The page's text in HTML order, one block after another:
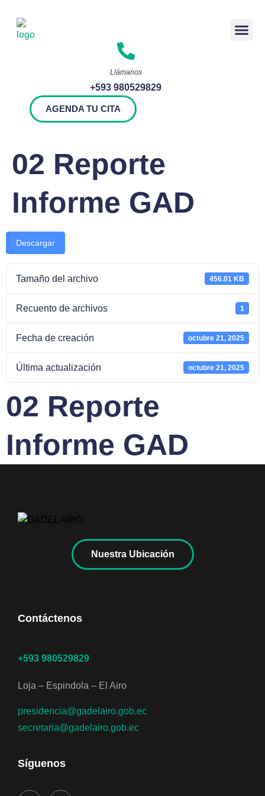
Llámanos
+593 980529829
AGENDA TU CITA
02 Reporte
Informe GAD
Descargar
Tamaño del archivo 456.01 KB
Recuento de archivos 1
Fecha de creación octubre 21, 2025
Última actualización octubre 21, 2025
02 Reporte
Informe GAD
Nuestra Ubicación
Contáctenos
+593 980529829
Loja – Espindola – El Airo
presidencia@gadelairo.gob.ec
secretaria@gadelairo.gob.ec
Síguenos